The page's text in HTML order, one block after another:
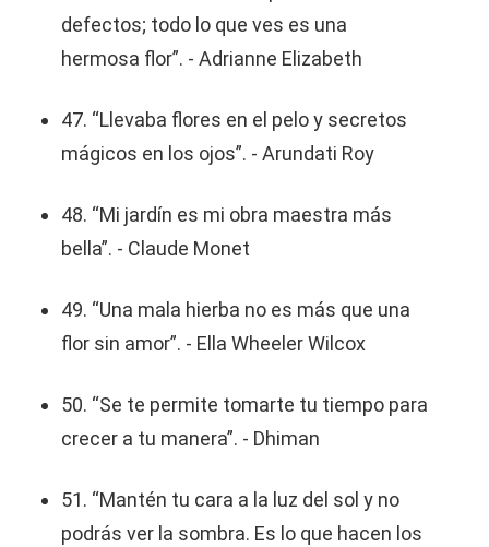
defectos; todo lo que ves es una
hermosa flor”. - Adrianne Elizabeth
47. “Llevaba flores en el pelo y secretos
mágicos en los ojos”. - Arundati Roy
48. “Mi jardín es mi obra maestra más
bella”. - Claude Monet
49. “Una mala hierba no es más que una
flor sin amor”. - Ella Wheeler Wilcox
50. “Se te permite tomarte tu tiempo para
crecer a tu manera”. - Dhiman
51. “Mantén tu cara a la luz del sol y no
podrás ver la sombra. Es lo que hacen los